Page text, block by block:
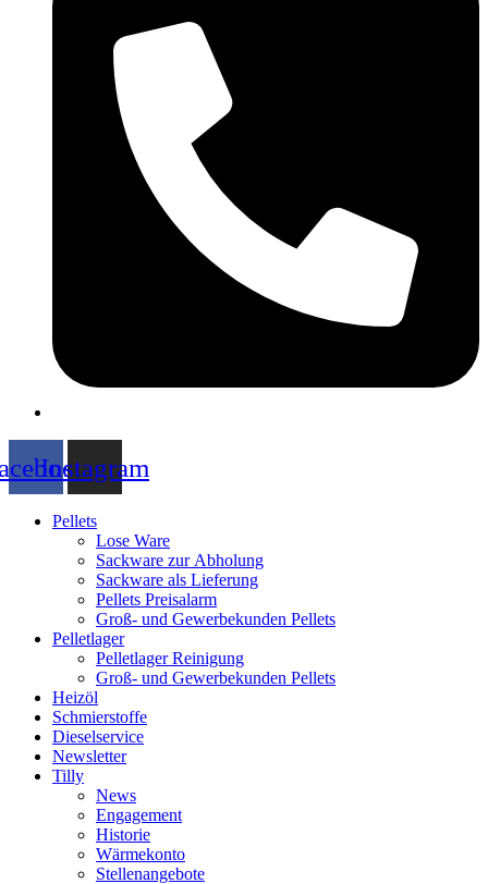
Instagram
Pellets
Lose Ware
Sackware zur Abholung
Sackware als Lieferung
Pellets Preisalarm
Groß- und Gewerbekunden Pellets
Pelletlager
Pelletlager Reinigung
Groß- und Gewerbekunden Pellets
Heizöl
Schmierstoffe
Dieselservice
Newsletter
Tilly
News
Engagement
Historie
Wärmekonto
Stellenangebote